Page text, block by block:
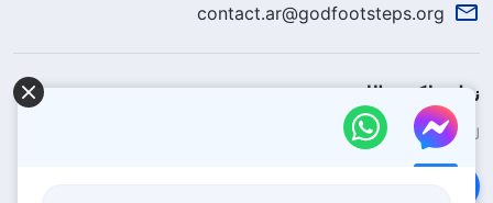
contact.ar@godfootsteps.org
نزل ملكوت الله.
لقد نزلت المملكة بالفعل إلى الأرض! هل تريد دخوله؟